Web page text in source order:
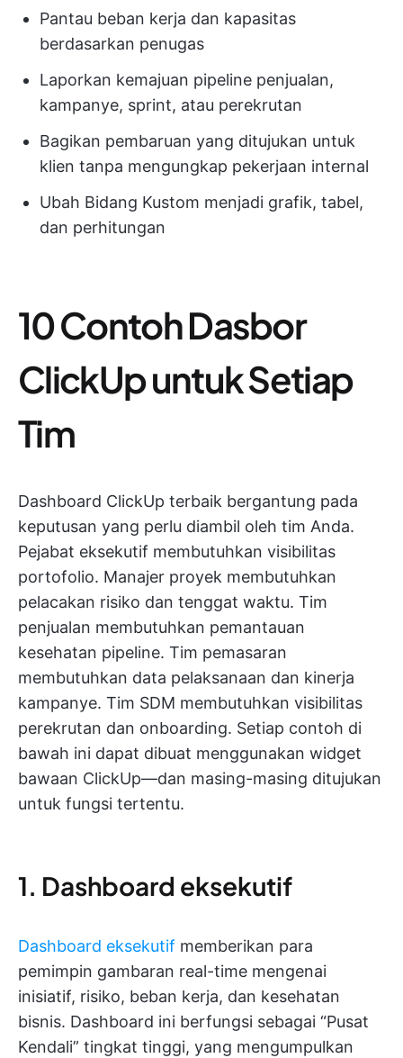
Pantau beban kerja dan kapasitas
berdasarkan penugas
Laporkan kemajuan pipeline penjualan,
kampanye, sprint, atau perekrutan
Bagikan pembaruan yang ditujukan untuk
klien tanpa mengungkap pekerjaan internal
Ubah Bidang Kustom menjadi grafik, tabel,
dan perhitungan
10 Contoh Dasbor
ClickUp untuk Setiap
Tim
Dashboard ClickUp terbaik bergantung pada
keputusan yang perlu diambil oleh tim Anda.
Pejabat eksekutif membutuhkan visibilitas
portofolio. Manajer proyek membutuhkan
pelacakan risiko dan tenggat waktu. Tim
penjualan membutuhkan pemantauan
kesehatan pipeline. Tim pemasaran
membutuhkan data pelaksanaan dan kinerja
kampanye. Tim SDM membutuhkan visibilitas
perekrutan dan onboarding. Setiap contoh di
bawah ini dapat dibuat menggunakan widget
bawaan ClickUp—dan masing-masing ditujukan
untuk fungsi tertentu.
1. Dashboard eksekutif
Dashboard eksekutif memberikan para
pemimpin gambaran real-time mengenai
inisiatif, risiko, beban kerja, dan kesehatan
bisnis. Dashboard ini berfungsi sebagai “Pusat
Kendali” tingkat tinggi, yang mengumpulkan